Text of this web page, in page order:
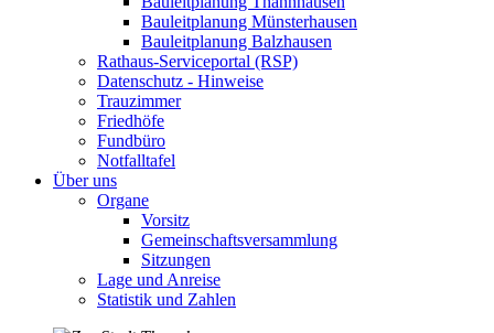
Bauleitplanung Münsterhausen
Bauleitplanung Balzhausen
Rathaus-Serviceportal (RSP)
Datenschutz - Hinweise
Trauzimmer
Friedhöfe
Fundbüro
Notfalltafel
Über uns
Organe
Vorsitz
Gemeinschaftsversammlung
Sitzungen
Lage und Anreise
Statistik und Zahlen